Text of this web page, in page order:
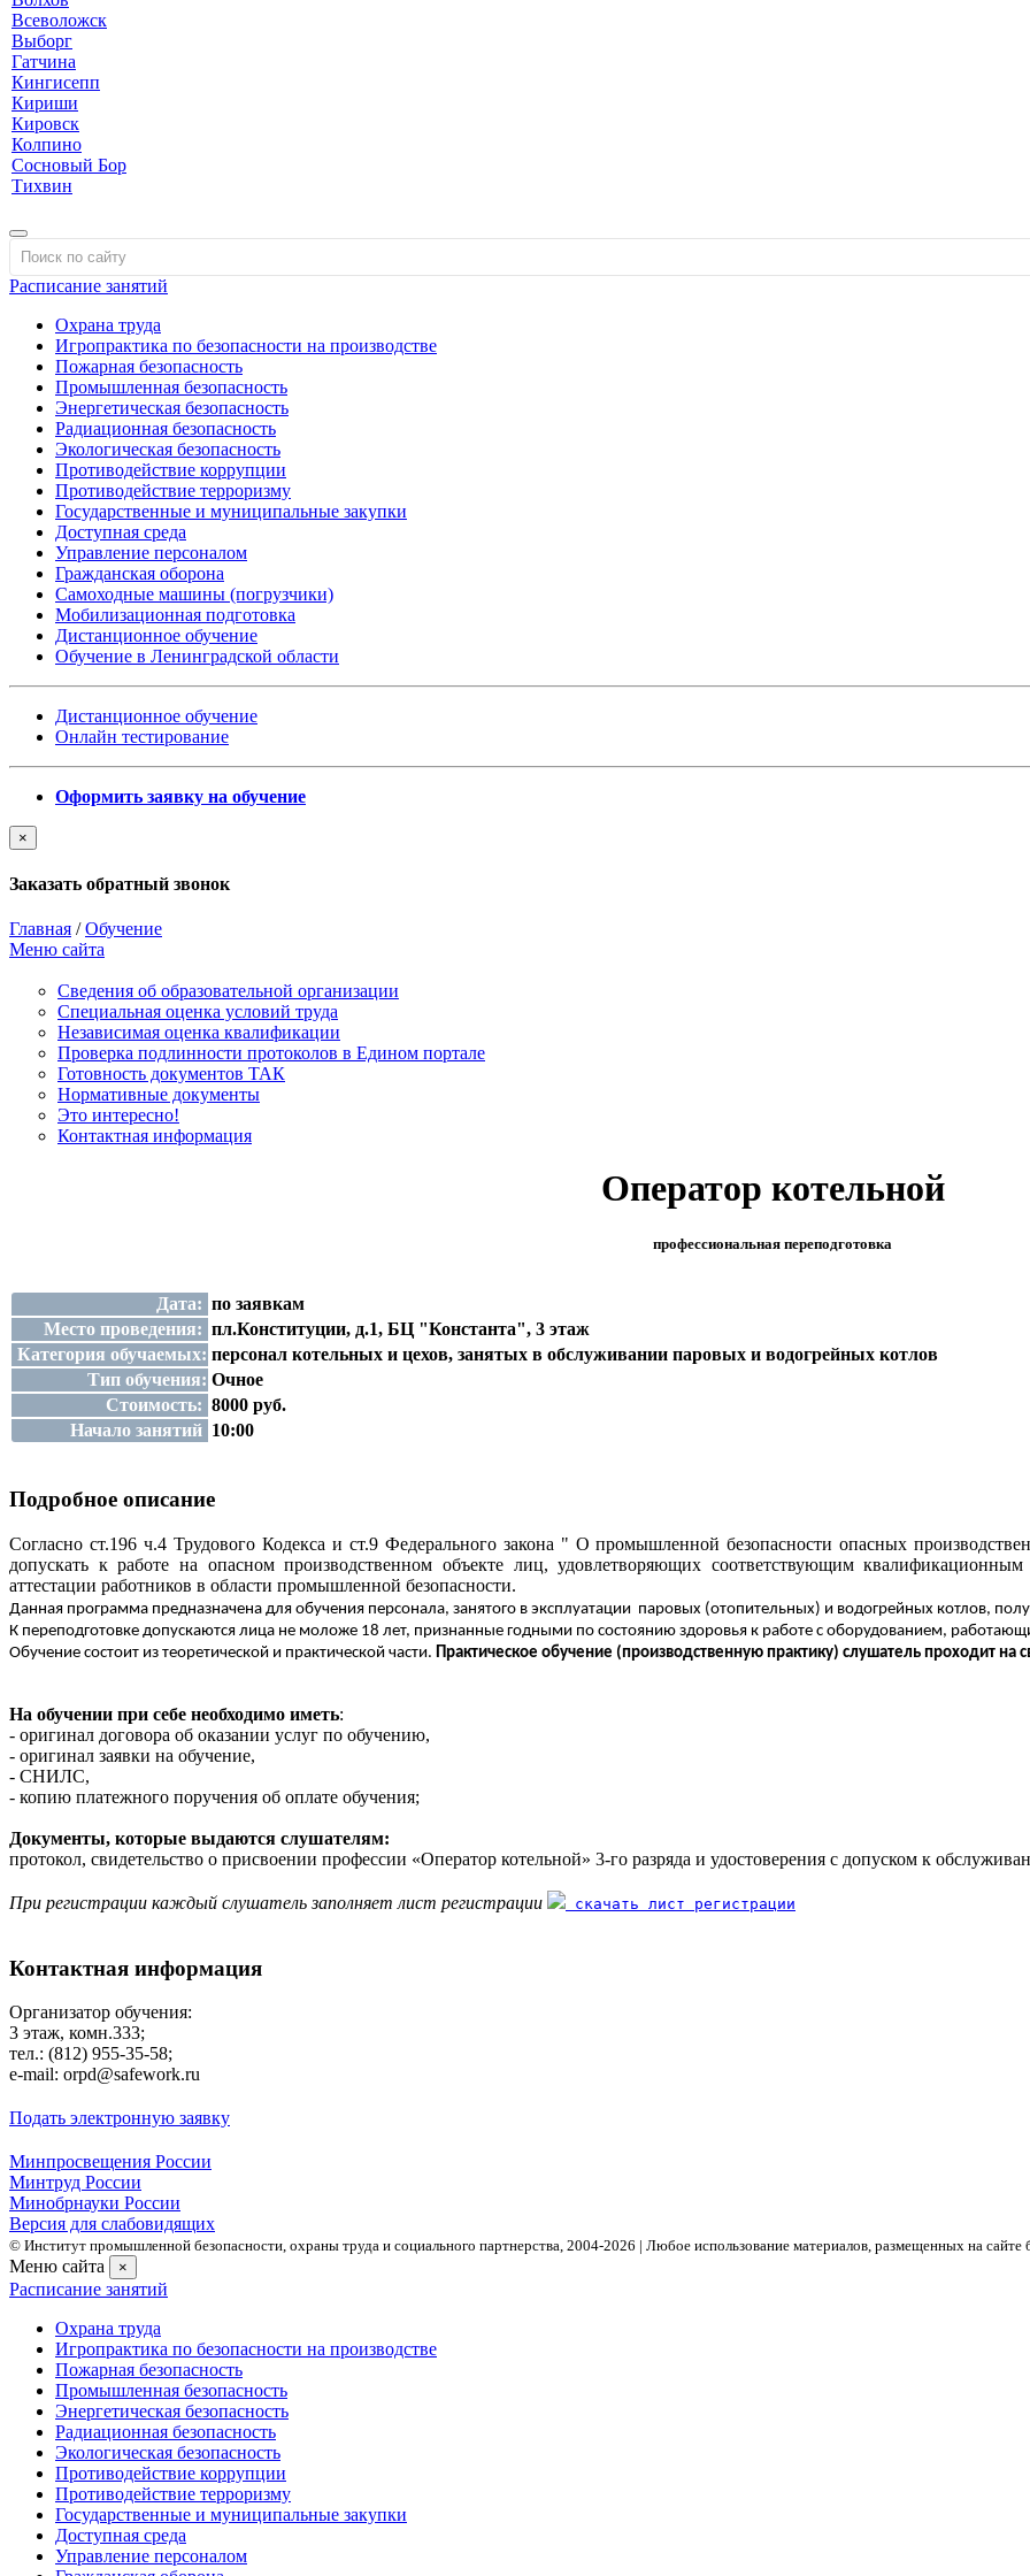
Всеволожск
Выборг
Гатчина
Кингисепп
Кириши
Кировск
Колпино
Сосновый Бор
Тихвин
Расписание занятий
Охрана труда
Игропрактика по безопасности на производстве
Пожарная безопасность
Промышленная безопасность
Энергетическая безопасность
Радиационная безопасность
Экологическая безопасность
Противодействие коррупции
Противодействие терроризму
Государственные и муниципальные закупки
Доступная среда
Управление персоналом
Гражданская оборона
Самоходные машины (погрузчики)
Мобилизационная подготовка
Дистанционное обучение
Обучение в Ленинградской области
Дистанционное обучение
Онлайн тестирование
Оформить заявку на обучение
×
Заказать обратный звонок
Главная /Обучение
Меню сайта
Сведения об образовательной организации
Cпециальная оценка условий труда
Независимая оценка квалификации
Проверка подлинности протоколов в Едином портале
Готовность документов ТАК
Нормативные документы
Это интересно!
Контактная информация
Оператор котельной
профессиональная переподготовка
Дата: по заявкам
Место проведения: пл.Конституции, д.1, БЦ "Константа", 3 этаж
Категория обучаемых: персонал котельных и цехов, занятых в обслуживании паровых и водогрейных котлов
Тип обучения: Очное
Стоимость: 8000 руб.
Начало занятий 10:00
Подробное описание
Согласно ст.196 ч.4 Трудового Кодекса и ст.9 Федерального закона " О промышленной безопасности опасных
допускать к работе на опасном производственном объекте лиц, удовлетворяющих соответствующим
аттестации работников в области промышленной безопасности.
Данная программа предназначена для обучения персонала, занятого в эксплуатации паровых (отопительных) и водогрейных котлов,
К переподготовке допускаются лица не моложе 18 лет, признанные годными по состоянию здоровья к работе с оборудованием,
Обучение состоит из теоретической и практической части.
Практическое обучение (производственную практику) слушатель проходит на
На обучении при себе необходимо иметь:
- оригинал договора об оказании услуг по обучению,
- оригинал заявки на обучение,
- СНИЛС,
- копию платежного поручения об оплате обучения;
Документы, которые выдаются слушателям:
протокол, свидетельство о присвоении профессии «Оператор котельной» 3-го разряда и удостоверения с допуском к
При регистрации каждый слушатель заполняет лист регистрации скачать лист регистрации
Контактная информация
Организатор обучения:
3 этаж, комн.333;
тел.: (812) 955-35-58;
e-mail: orpd@safework.ru
Подать электронную заявку
Минпросвещения России
Минтруд России
Минобрнауки России
Версия для слабовидящих
© Институт промышленной безопасности, охраны труда и социального партнерства, 2004- 2026 | Любое использование материалов, размещенных на сайте
Меню сайта ×
Расписание занятий
Охрана труда
Игропрактика по безопасности на производстве
Пожарная безопасность
Промышленная безопасность
Энергетическая безопасность
Радиационная безопасность
Экологическая безопасность
Противодействие коррупции
Противодействие терроризму
Государственные и муниципальные закупки
Доступная среда
Управление персоналом